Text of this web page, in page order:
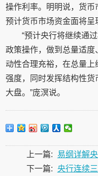
操作利率。明明说，货币
预计货币市场资金面将呈
“预计央行将继续通
政策操作，做到总量适
动性合理充裕，在总量上
强度，同时发挥结构性
大盘。”庞溟说。
上一篇: 易纲详解
下一篇: 央行连续